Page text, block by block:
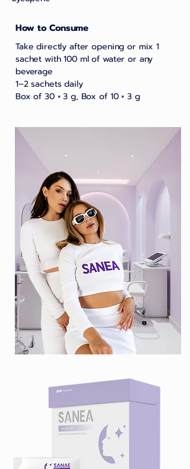
How to Consume
Take directly after opening or mix 1
sachet with 100 ml of water or any
beverage
1–2 sachets daily
Box of 30 × 3 g, Box of 10 × 3 g